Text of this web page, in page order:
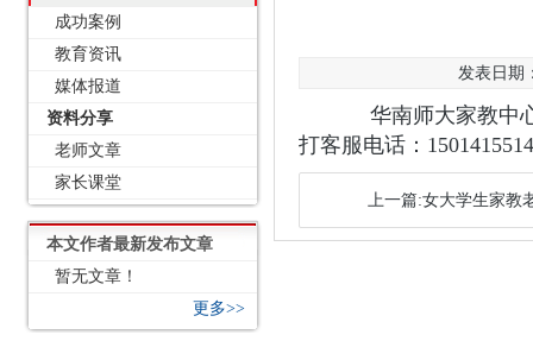
成功案例
教育资讯
媒体报道
资料分享
老师文章
家长课堂
本文作者最新发布文章
暂无文章！
更多>>
发表日期
华南师大家教中心
打客服电话：
上一篇:女大学生家教